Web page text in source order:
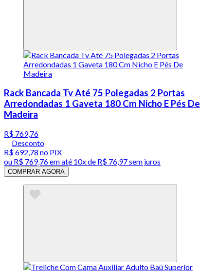
Rack Bancada Tv Até 75 Polegadas 2 Portas
Arredondadas 1 Gaveta 180 Cm Nicho E Pés De
Madeira
R$ 769,76
Desconto
R$ 692,78 no PIX
ou R$ 769,76em até 10x de R$ 76,97 sem juros
COMPRAR AGORA